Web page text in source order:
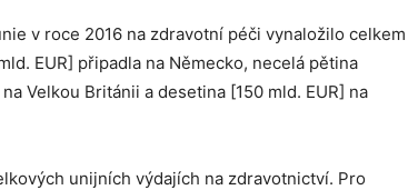
v roce 2016 na zdravotní péči vynaložilo celkem
EUR] připadla na Německo, necelá pětina
Velkou Británii a desetina [150 mld. EUR] na
unijních výdajích na zdravotnictví. Pro